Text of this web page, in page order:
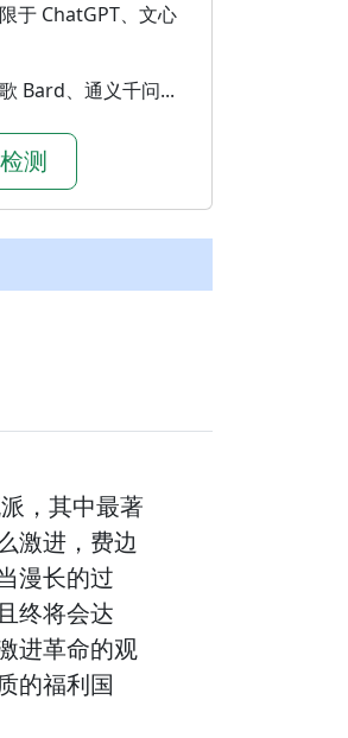
于 ChatGPT、文心
Bard、通义千问...
测
，其中最著
激进，费边
漫长的过
终将会达
进革命的观
的福利国